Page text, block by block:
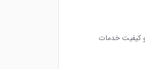
کیفیت خدمات